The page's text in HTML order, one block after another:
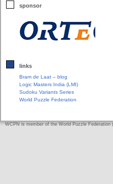
sponsor
links
Bram de Laat – blog
Logic Masters India (LMI)
Sudoku Variants Series
World Puzzle Federation
WCPN is member of the World Puzzle Federation